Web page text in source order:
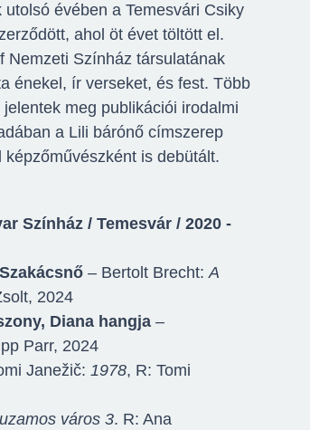
évében a Temesvári Csiky
ahol öt évet töltött el.
Nemzeti Színház társulatának
énekel, ír verseket, és fest. Több
meg publikációi irodalmi
a Lili bárónő címszerep
is debütált.
Színház / Temesvár / 2020 -
– Bertolt Brecht:A
2024
Diana hangja –
Parr, 2024
Janežič: 1978, R: Tomi
város 3. R: Ana